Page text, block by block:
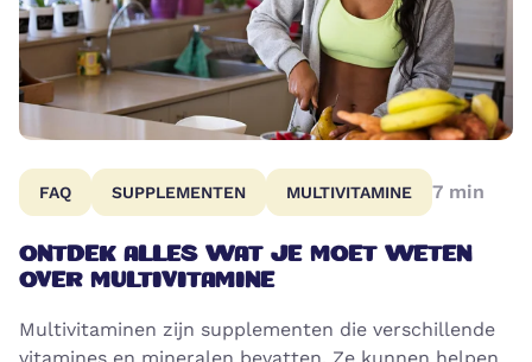
FAQ SUPPLEMENTEN MULTIVITAMINE 7 min
ONTDEK ALLES WAT JE MOET WETEN
OVER MULTIVITAMINE
Multivitaminen zijn supplementen die verschillende